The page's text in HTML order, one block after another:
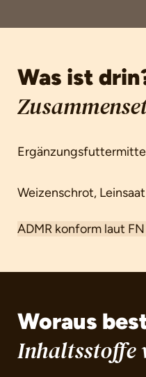
Was ist
Weizenschrot,
ADMR konform laut FN
Woraus
Inhaltsstoffe